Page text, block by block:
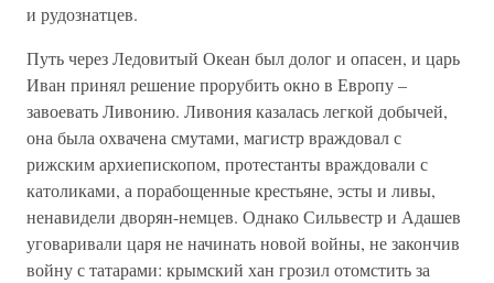
и рудознатцев.
Путь через Ледовитый Океан был долог и опасен, и царь
Иван принял решение прорубить окно в Европу –
завоевать Ливонию. Ливония казалась легкой добычей,
она была охвачена смутами, магистр враждовал с
рижским архиепископом, протестанты враждовали с
католиками, а порабощенные крестьяне, эсты и ливы,
ненавидели дворян-немцев. Однако Сильвестр и Адашев
уговаривали царя не начинать новой войны, не закончив
войну с татарами: крымский хан грозил отомстить за